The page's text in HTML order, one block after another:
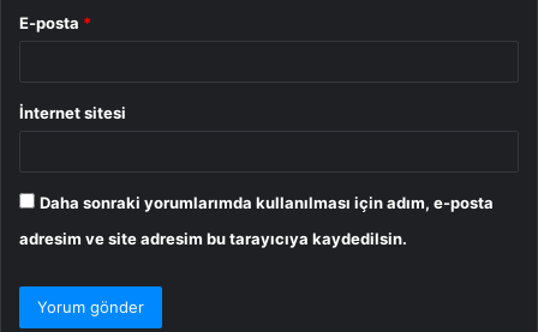
E-posta *
İnternet sitesi
Daha sonraki yorumlarımda kullanılması için adım, e-posta
adresim ve site adresim bu tarayıcıya kaydedilsin.